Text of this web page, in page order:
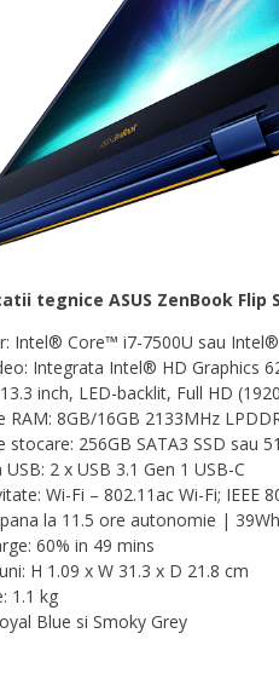
tegnice ASUS ZenBook Flip
Intel® Core™ i7-7500U sau
Integrata Intel® HD Graphics
inch, LED-backlit, Full HD
RAM: 8GB/16GB 2133MHz
stocare: 256GB SATA3 SSD sau
2 x USB 3.1 Gen 1 USB-C
Wi-Fi – 802.11ac Wi-Fi;
la 11.5 ore autonomie |
60% in 49 mins
H 1.09 x W 31.3 x D 21.8 cm
1.1 kg
Blue si Smoky Grey